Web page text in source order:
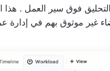
فوق سير العمل . هذا
غير موثوق بهم في إدارة